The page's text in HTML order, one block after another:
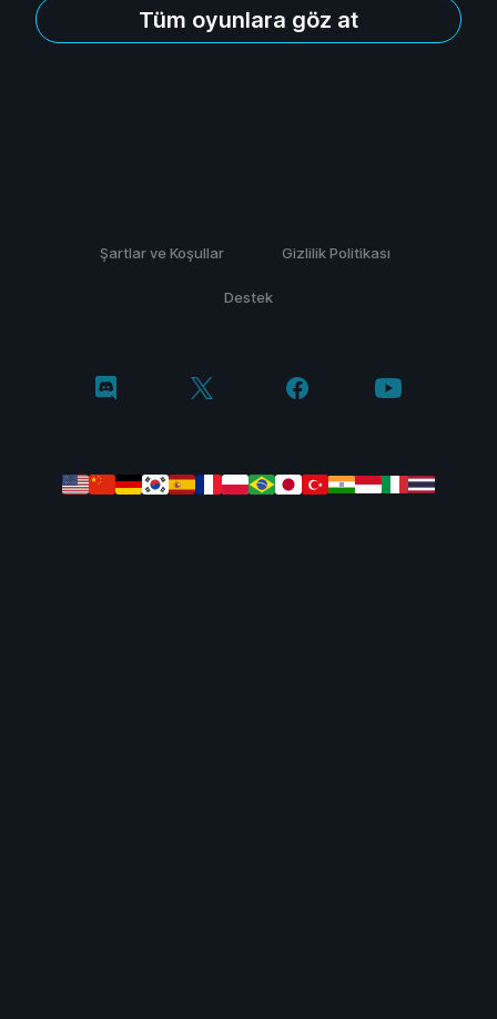
Tüm oyunlara göz at
Şartlar ve Koşullar Gizlilik Politikası
Destek